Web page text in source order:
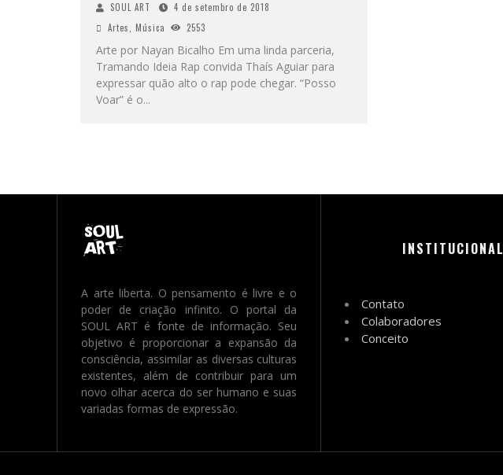
SOUL ART
4 de setembro de 2018
Artes
Música 2553
Arte por Nayan Bicalho Em uma linda parceria,
Tramando Ideia Rap convida Thaís Aguiar para
expressar quão alto o rap pode chegar. “Posso
Voar” é o...
A arte liberta. O pensamento é livre e o
poder de criação infinito. O portal da
SOUL ART é fonte de informação. Seu
objetivo é proporcionar a expansão da
consciência, assimilar as diversas culturas
existentes, além de contribuir para um
novo olhar acerca do ser humano e suas
variadas formas de expressão.
INSTITUCIONAL
Contato
Colaboradores
Conceito